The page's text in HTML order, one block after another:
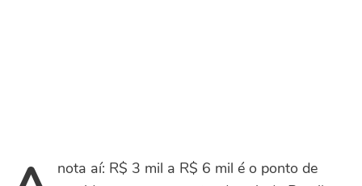
nota aí: R$ 3 mil a R$ 6 mil é o ponto de